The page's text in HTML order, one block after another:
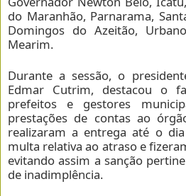
do Maranhão, Parnarama,
Domingos do Azeitão,
Mearim.
Durante a sessão, o
Edmar Cutrim, destacou o
prefeitos e gestores
prestações de contas ao
realizaram a entrega até o
multa relativa ao atraso e
evitando assim a sanção
de inadimplência.